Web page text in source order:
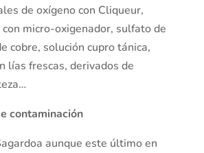
de oxígeno con Cliqueur,
micro-oxigenador, sulfato de
cobre, solución cupro tánica,
lías frescas, derivados de
contaminación
aunque este último en